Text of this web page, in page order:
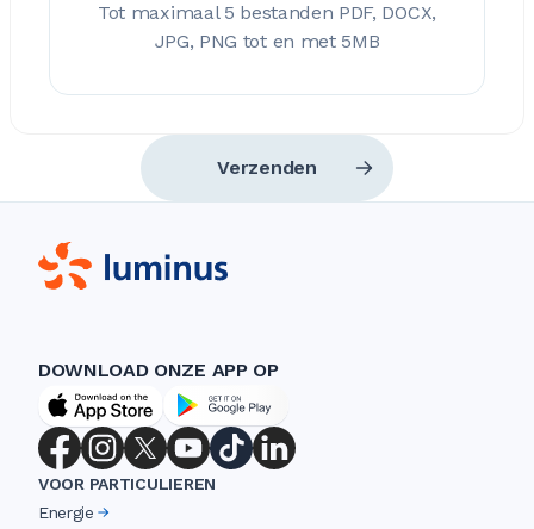
Tot maximaal 5 bestanden PDF, DOCX,
JPG, PNG tot en met 5MB
Verzenden
DOWNLOAD ONZE APP OP
VOOR PARTICULIEREN
Energie